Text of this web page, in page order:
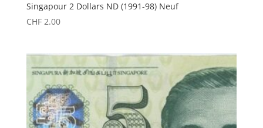
Singapour 2 Dollars ND (1991-98) Neuf
CHF2.00